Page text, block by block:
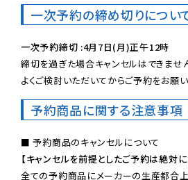
一次予約の締め切りについ
一次予約締切 :4月7日(月)正午12時
締切を過ぎた場合キャンセルはできませ
よくご検討いただいてからご予約をお願い
予約商品に関する注意事項
【キャンセルを前提としたご予約は絶対
全ての予約商品にメーカーの生産都合上